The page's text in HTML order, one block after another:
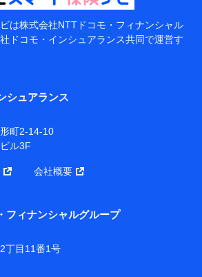
したサービス利用履歴、ウェブサイトの
ご契約内容等のパーソナルデータを分
趣味・嗜好・傾向に応じたサービス・商
や広告の配信等を行うことがありま
ため
ビスの実施のため
ーン等の実施のため
き・管理等付帯業務を行うため
管理について責任を有する者の名
】
り扱う各共同利用者（詳細は次のと
町2丁目11番1号 山王パークタワー
・フィナンシャルグループ 代表取
史
人形町2-14-10 アーバンネット日
は株式会社NTTドコモ・フィナンシャル
ドコモ・インシュアランス共同で運営す
シュアランス
町2-14-10
ル3F
会社概要
フィナンシャルグループ
丁目11番1号